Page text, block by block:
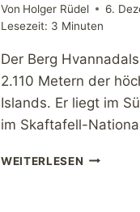
Von Holger Rüdel
6.
Lesezeit: 3 Minuten
Der Berg
2.110 Metern der
Islands. Er liegt im
im Skaftafell-
WEITERLESEN ISLAND.